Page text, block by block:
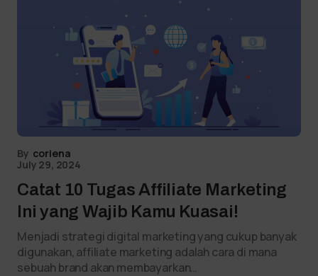
By coriena
July 29, 2024
Catat 10 Tugas Affiliate Marketing
Ini yang Wajib Kamu Kuasai!
Menjadi strategi digital marketing yang cukup banyak
digunakan, affiliate marketing adalah cara di mana
sebuah brand akan membayarkan…